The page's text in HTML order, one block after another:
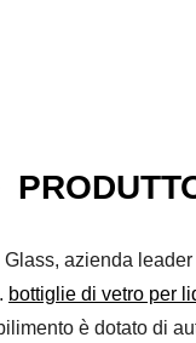
azienda leader
bottiglie di vetro per
è dotato di